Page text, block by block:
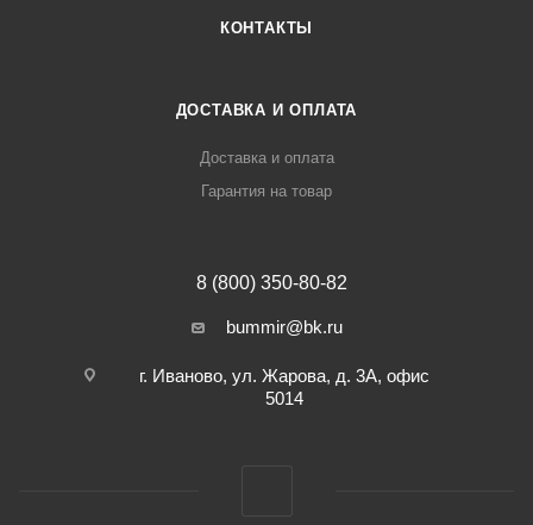
КОНТАКТЫ
ДОСТАВКА И ОПЛАТА
Доставка и оплата
Гарантия на товар
8 (800) 350-80-82
bummir@bk.ru
г. Иваново, ул. Жарова, д. 3А, офис
5014